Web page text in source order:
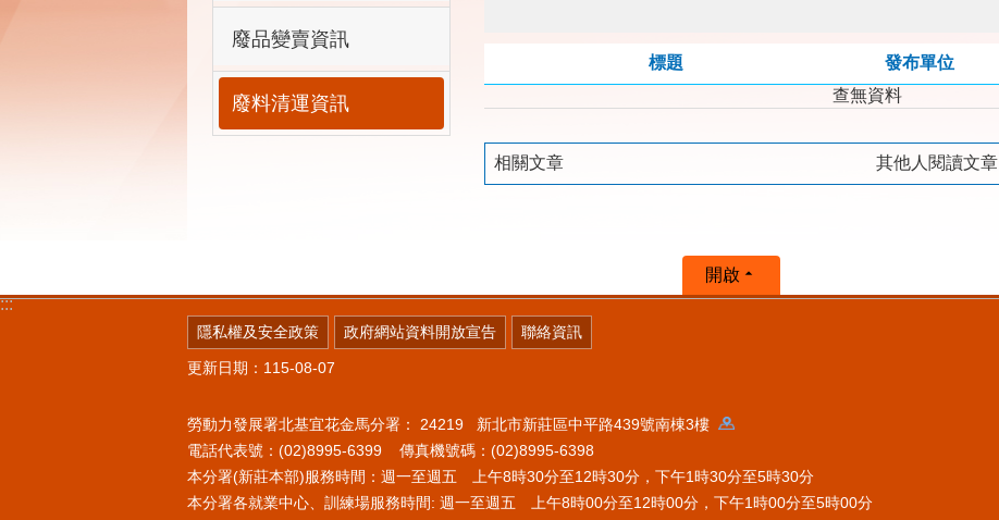
廢品變賣資訊
廢料清運資訊
標題 發布單位
查無資料
相關文章 其他人閱讀文章
:::
開啟
隱私權及安全政策 政府網站資料開放宣告 聯絡資訊
更新日期：115-08-07
勞動力發展署北基宜花金馬分署： 24219 新北市新莊區中平路439號南棟3樓
電話代表號：(02)8995-6399 傳真機號碼：(02)8995-6398
本分署(新莊本部)服務時間：週一至週五 上午8時30分至12時30分，下午1時30分至5時30分
本分署各就業中心、訓練場服務時間: 週一至週五 上午8時00分至12時00分，下午1時00分至5時00分